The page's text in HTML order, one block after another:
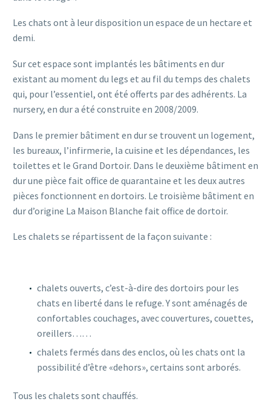
Les chats ont à leur disposition un espace de un hectare et
demi.
Sur cet espace sont implantés les bâtiments en dur
existant au moment du legs et au fil du temps des chalets
qui, pour l’essentiel, ont été offerts par des adhérents. La
nursery, en dur a été construite en 2008/2009.
Dans le premier bâtiment en dur se trouvent un logement,
les bureaux, l’infirmerie, la cuisine et les dépendances, les
toilettes et le Grand Dortoir. Dans le deuxième bâtiment en
dur une pièce fait office de quarantaine et les deux autres
pièces fonctionnent en dortoirs. Le troisième bâtiment en
dur d’origine La Maison Blanche fait office de dortoir.
Les chalets se répartissent de la façon suivante :
chalets ouverts, c’est-à-dire des dortoirs pour les
chats en liberté dans le refuge. Y sont aménagés de
confortables couchages, avec couvertures, couettes,
oreillers……
chalets fermés dans des enclos, où les chats ont la
possibilité d’être «dehors», certains sont arborés.
Tous les chalets sont chauffés.